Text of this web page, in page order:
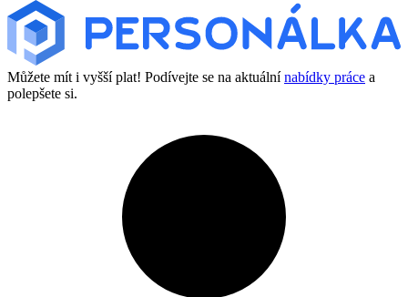
Můžete mít i vyšší plat! Podívejte se na aktuálnínabídky práce a
polepšete si.